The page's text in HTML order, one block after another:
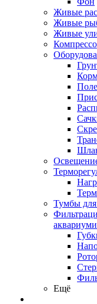
Живые
Живые
Живые
Тумбы
Ещё